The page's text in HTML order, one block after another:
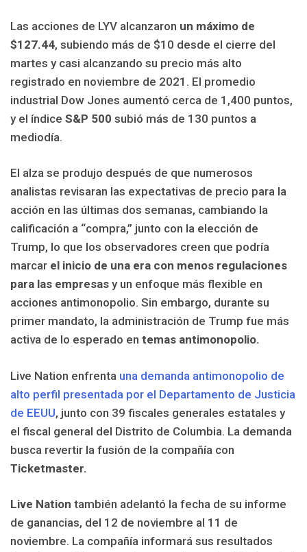
Las acciones de LYV alcanzaron un máximo de
$127.44, subiendo más de $10 desde el cierre del
martes y casi alcanzando su precio más alto
registrado en noviembre de 2021. El promedio
industrial Dow Jones aumentó cerca de 1,400 puntos,
y el índice S&P 500 subió más de 130 puntos a
mediodía.
El alza se produjo después de que numerosos
analistas revisaran las expectativas de precio para la
acción en las últimas dos semanas, cambiando la
calificación a “compra,” junto con la elección de
Trump, lo que los observadores creen que podría
marcar el inicio de una era con menos regulaciones
para las empresas y un enfoque más flexible en
acciones antimonopolio. Sin embargo, durante su
primer mandato, la administración de Trump fue más
activa de lo esperado en temas antimonopolio.
Live Nation enfrenta una demanda antimonopolio de
alto perfil presentada por el Departamento de Justicia
de EEUU, junto con 39 fiscales generales estatales y
el fiscal general del Distrito de Columbia. La demanda
busca revertir la fusión de la compañía con
Ticketmaster.
Live Nation también adelantó la fecha de su informe
de ganancias, del 12 de noviembre al 11 de
noviembre. La compañía informará sus resultados